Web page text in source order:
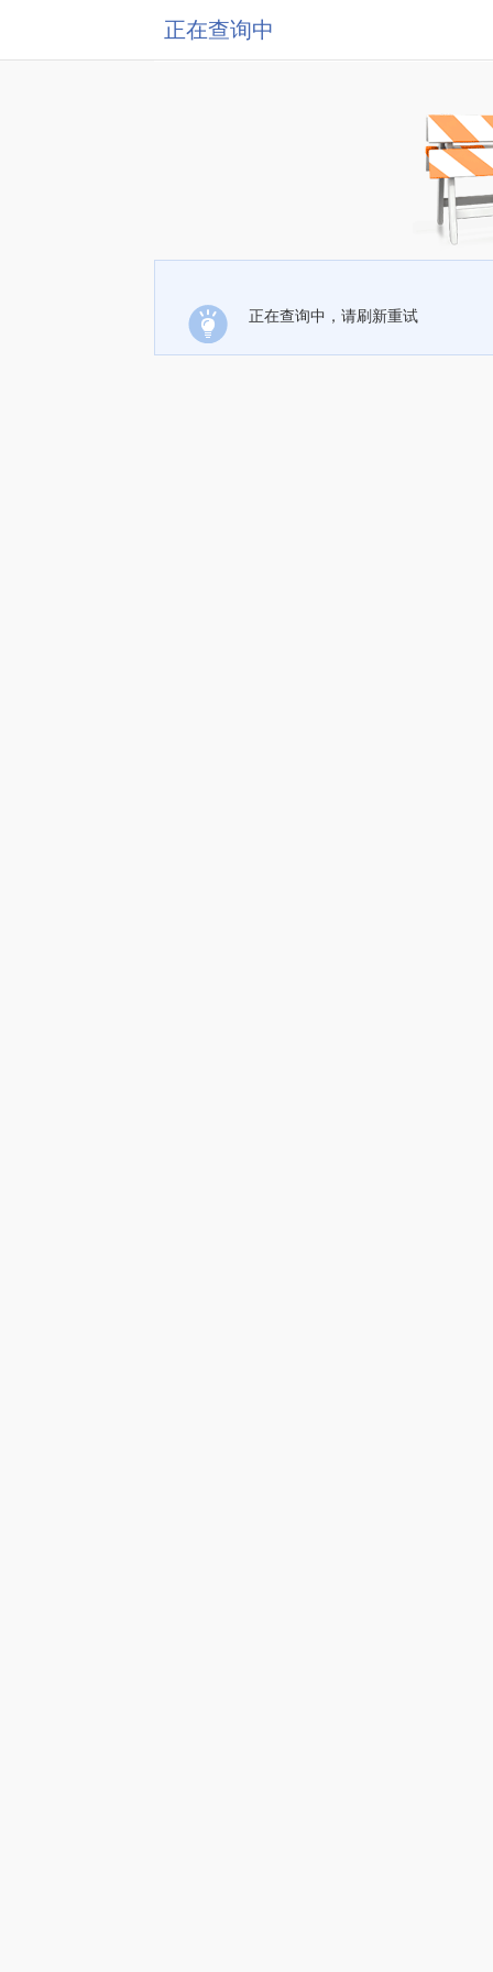
正在查询中
正在查询中，请刷新重试